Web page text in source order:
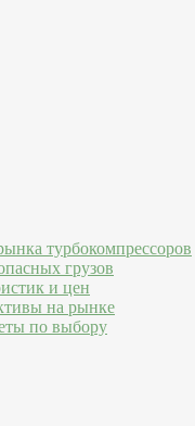
турбокомпрессоров
грузов
и цен
на рынке
по выбору